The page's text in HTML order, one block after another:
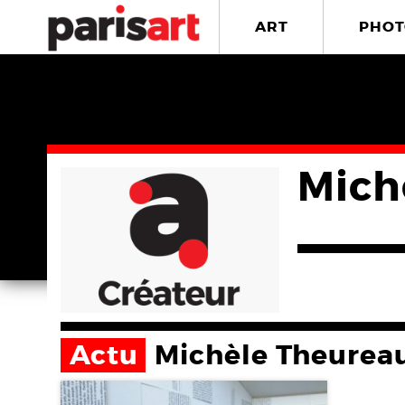
ART
Actu Michèle